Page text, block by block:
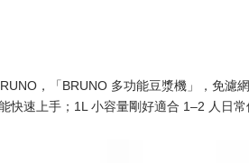
，「BRUNO 多功能豆漿機」，免濾
快速上手；1L 小容量剛好適合 1–2 人日常